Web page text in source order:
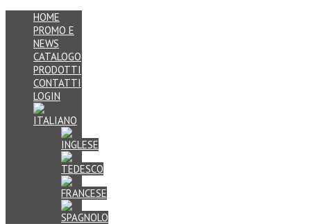
HOME
PROMO E
NEWS
CATALOGO
PRODOTTI
CONTATTI
LOGIN